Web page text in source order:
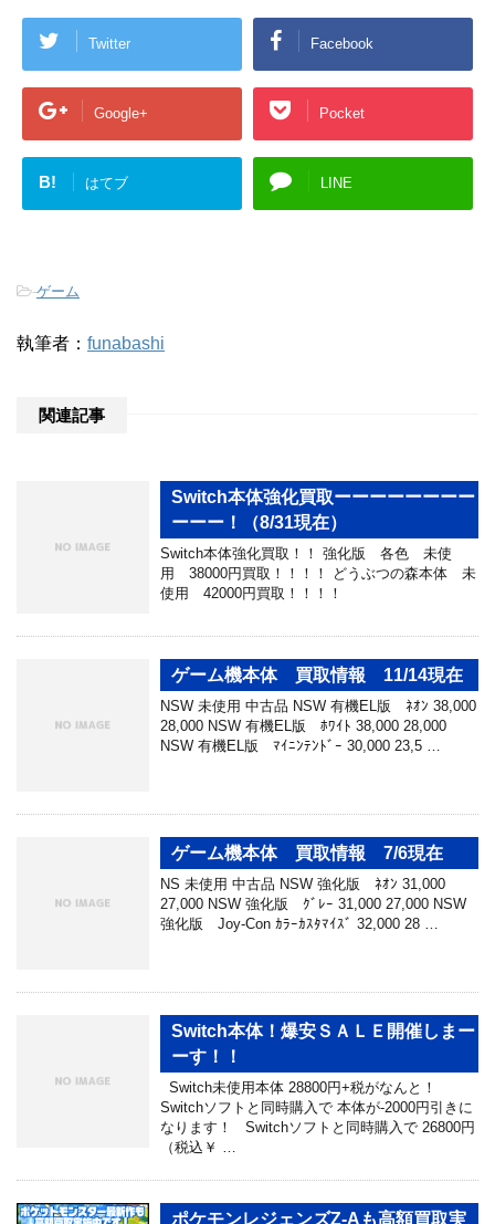
Twitter Facebook
Google+ Pocket
B! はてブ LINE
-ゲーム
執筆者： funabashi
関連記事
Switch本体強化買取ーーーーーーーー
ーーー！（8/31現在）
Switch本体強化買取！！ 強化版 各色 未使
用 38000円買取！！！！ どうぶつの森本体 未
使用 42000円買取！！！！
ゲーム機本体 買取情報 11/14現在
NSW 未使用 中古品 NSW 有機EL版 ﾈｵﾝ 38,000
28,000 NSW 有機EL版 ﾎﾜｲﾄ 38,000 28,000
NSW 有機EL版 ﾏｲﾆﾝﾃﾝﾄﾞｰ 30,000 23,5 …
ゲーム機本体 買取情報 7/6現在
NS 未使用 中古品 NSW 強化版 ﾈｵﾝ 31,000
27,000 NSW 強化版 ｸﾞﾚｰ 31,000 27,000 NSW
強化版 Joy-Con ｶﾗｰｶｽﾀﾏｲｽﾞ 32,000 28 …
Switch本体！爆安ＳＡＬＥ開催しまー
ーす！！
Switch未使用本体 28800円+税がなんと！
Switchソフトと同時購入で 本体が-2000円引きに
なります！ Switchソフトと同時購入で 26800円
（税込￥ …
ポケモンレジェンズZ-Aも高額買取実